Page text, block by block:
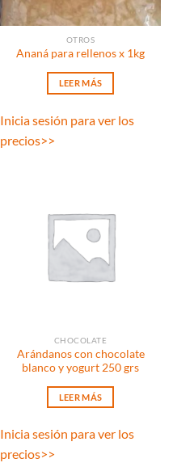
OTROS
Ananá para rellenos x 1kg
LEER MÁS
Inicia sesión para ver los
precios>>
CHOCOLATE
Arándanos con chocolate
blanco y yogurt 250 grs
LEER MÁS
Inicia sesión para ver los
precios>>